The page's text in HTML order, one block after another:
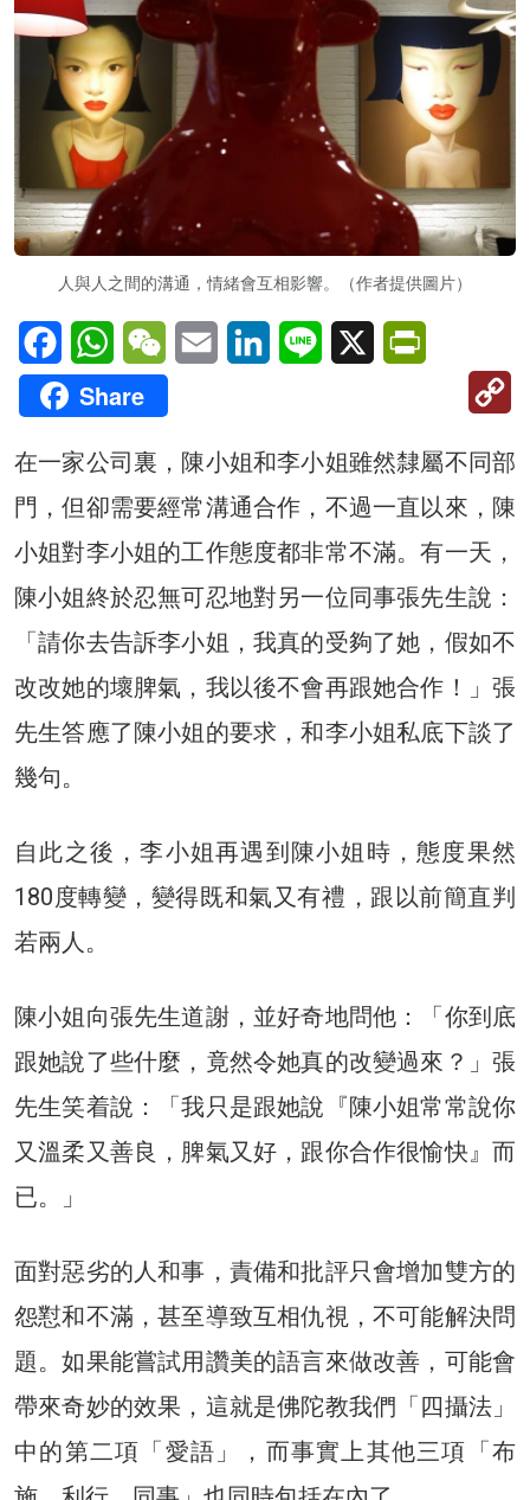
人與人之間的溝通，情緒會互相影響。（作者提供圖片）
FacebookWhatsAppWeChatEmail LinkedInLine X
Share
在一家公司裏，陳小姐和李小姐雖然隸屬不同部
門，但卻需要經常溝通合作，不過一直以來，陳
小姐對李小姐的工作態度都非常不滿。有一天，
陳小姐終於忍無可忍地對另一位同事張先生說：
「請你去告訴李小姐，我真的受夠了她，假如不
改改她的壞脾氣，我以後不會再跟她合作！」張
先生答應了陳小姐的要求，和李小姐私底下談了
幾句。
自此之後，李小姐再遇到陳小姐時，態度果然
180度轉變，變得既和氣又有禮，跟以前簡直判
若兩人。
陳小姐向張先生道謝，並好奇地問他：「你到底
跟她說了些什麼，竟然令她真的改變過來？」張
先生笑着說：「我只是跟她說『陳小姐常常說你
又溫柔又善良，脾氣又好，跟你合作很愉快』而
已。」
面對惡劣的人和事，責備和批評只會增加雙方的
怨懟和不滿，甚至導致互相仇視，不可能解決問
題。如果能嘗試用讚美的語言來做改善，可能會
帶來奇妙的效果，這就是佛陀教我們「四攝法」
中的第二項「愛語」，而事實上其他三項「布